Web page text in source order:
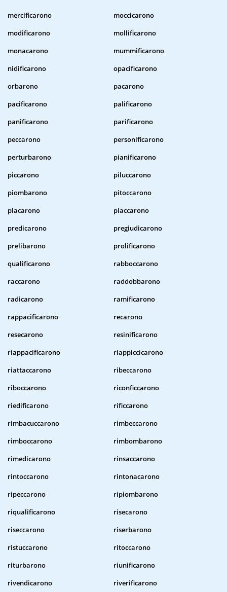
mercificarono
moccicarono
modificarono
mollificarono
monacarono
mummificarono
nidificarono
opacificarono
orbarono
pacarono
pacificarono
palificarono
panificarono
parificarono
peccarono
personificarono
perturbarono
pianificarono
piccarono
piluccarono
piombarono
pitoccarono
placarono
placcarono
predicarono
pregiudicarono
prelibarono
prolificarono
qualificarono
rabboccarono
raccarono
raddobbarono
radicarono
ramificarono
rappacificarono
recarono
resecarono
resinificarono
riappacificarono
riappiccicarono
riattaccarono
ribeccarono
riboccarono
riconficcarono
riedificarono
rificcarono
rimbacuccarono
rimbeccarono
rimboccarono
rimbombarono
rimedicarono
rinsaccarono
rintoccarono
rintonacarono
ripeccarono
ripiombarono
riqualificarono
risecarono
riseccarono
riserbarono
ristuccarono
ritoccarono
riturbarono
riunificarono
rivendicarono
riverificarono